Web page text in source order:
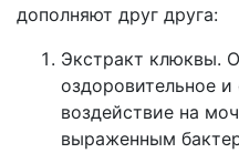
дополняют друг друга:
Экстракт клюквы.
оздоровительное
воздействие на
выраженным